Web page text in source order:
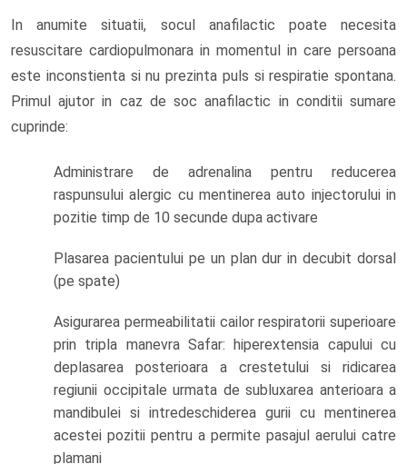
In anumite situatii, socul anafilactic poate necesita
resuscitare cardiopulmonara in momentul in care persoana
este inconstienta si nu prezinta puls si respiratie spontana.
Primul ajutor in caz de soc anafilactic in conditii sumare
cuprinde:
Administrare de adrenalina pentru reducerea
raspunsului alergic cu mentinerea auto injectorului in
pozitie timp de 10 secunde dupa activare
Plasarea pacientului pe un plan dur in decubit dorsal
(pe spate)
Asigurarea permeabilitatii cailor respiratorii superioare
prin tripla manevra Safar: hiperextensia capului cu
deplasarea posterioara a crestetului si ridicarea
regiunii occipitale urmata de subluxarea anterioara a
mandibulei si intredeschiderea gurii cu mentinerea
acestei pozitii pentru a permite pasajul aerului catre
plamani